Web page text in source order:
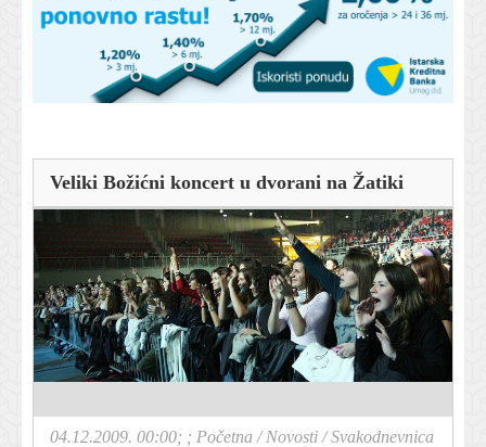
Veliki Božićni koncert u dvorani na Žatiki
04.12.2009. 00:00; ; Početna /Novosti /Svakodnevnica